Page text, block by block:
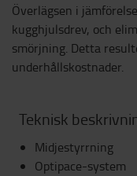
Överlägsen i
kugghjulsdrev, och
smörjning. Detta
underhållskostnader.
Teknisk
Midjestyrrning
Optipace-system